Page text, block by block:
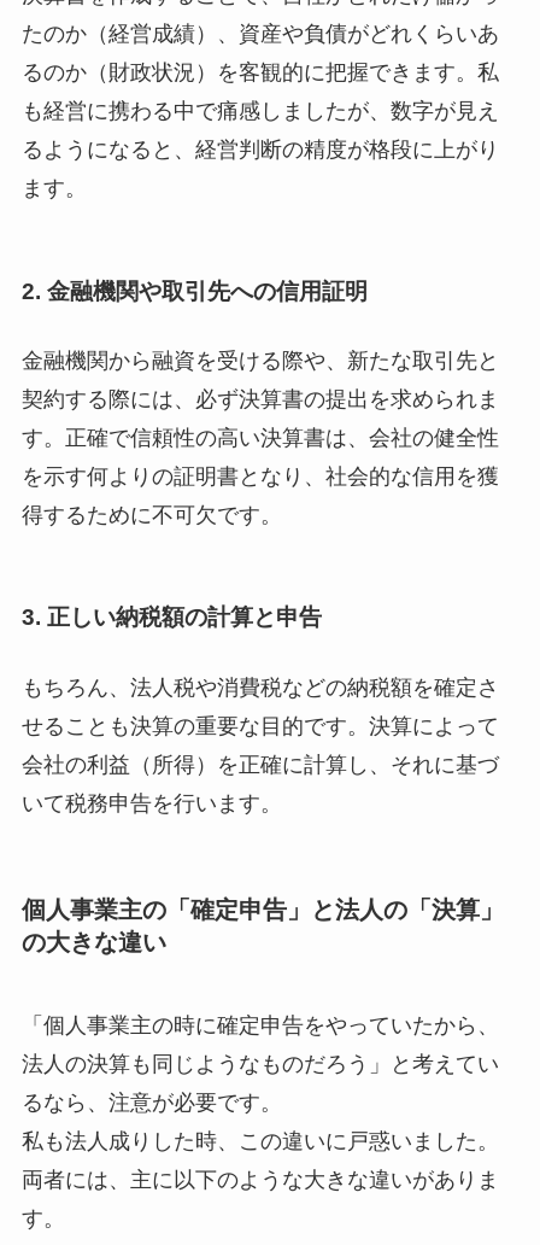
たのか（経営成績）、資産や負債がどれくらいあ
るのか（財政状況）を客観的に把握できます。私
も経営に携わる中で痛感しましたが、数字が見え
るようになると、経営判断の精度が格段に上がり
ます。
2. 金融機関や取引先への信用証明
金融機関から融資を受ける際や、新たな取引先と
契約する際には、必ず決算書の提出を求められま
す。正確で信頼性の高い決算書は、会社の健全性
を示す何よりの証明書となり、社会的な信用を獲
得するために不可欠です。
3. 正しい納税額の計算と申告
もちろん、法人税や消費税などの納税額を確定さ
せることも決算の重要な目的です。決算によって
会社の利益（所得）を正確に計算し、それに基づ
いて税務申告を行います。
個人事業主の「確定申告」と法人の「決算」
の大きな違い
「個人事業主の時に確定申告をやっていたから、
法人の決算も同じようなものだろう」と考えてい
るなら、注意が必要です。
私も法人成りした時、この違いに戸惑いました。
両者には、主に以下のような大きな違いがありま
す。